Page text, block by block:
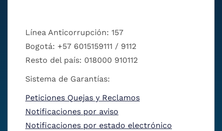
Línea Anticorrupción: 157
Bogotá: +57 6015159111 / 9112
Resto del país: 018000 910112
Sistema de Garantías:
Peticiones Quejas y Reclamos
Notificaciones por aviso
Notificaciones por estado electrónico